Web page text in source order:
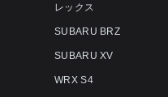
レックス
SUBARU BRZ
SUBARU XV
WRX S4